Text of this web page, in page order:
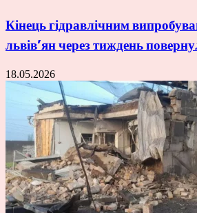
Кінець гідравлічним
львів’ян через тиждень
18.05.2026